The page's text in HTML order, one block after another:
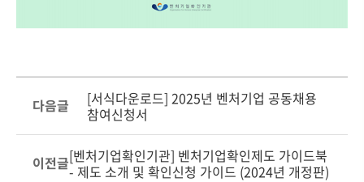
다음글
[서식다운로드] 2025년 벤처기업 공동채용
참여신청서
이전글[벤처기업확인기관] 벤처기업확인제도 가이드북
- 제도 소개 및 확인신청 가이드 (2024년 개정판)